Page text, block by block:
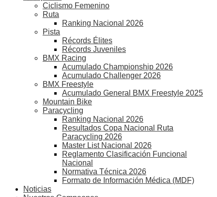
Ciclismo Femenino
Ruta
Ranking Nacional 2026
Pista
Récords Élites
Récords Juveniles
BMX Racing
Acumulado Championship 2026
Acumulado Challenger 2026
BMX Freestyle
Acumulado General BMX Freestyle 2025
Mountain Bike
Paracycling
Ranking Nacional 2026
Resultados Copa Nacional Ruta
Paracycling 2026
Master List Nacional 2026
Reglamento Clasificación Funcional
Nacional
Normativa Técnica 2026
Formato de Información Médica (MDF)
Noticias